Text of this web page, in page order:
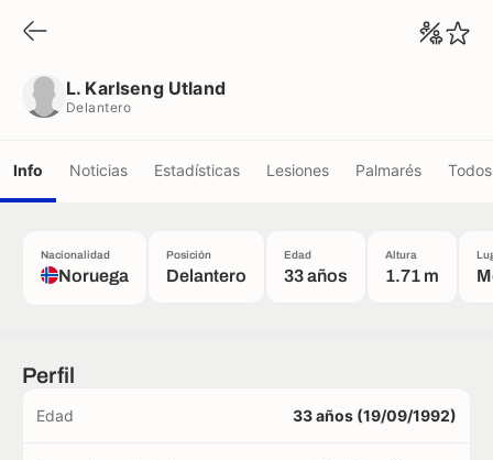
L. Karlseng Utland
Delantero
Info Noticias Estadísticas Lesiones Palmarés
Nacionalidad
Noruega
Posición
Delantero
Edad
33 años
Altura
1.71 m
Perfil
Edad 33 años (19/09/1992)